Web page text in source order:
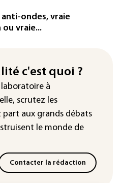
victime d'une
la fuite des
un record
ondes, vraie
vraie...
c'est quoi ?
à
scrutez les
part aux grands débats
le monde de
Contacter la rédaction